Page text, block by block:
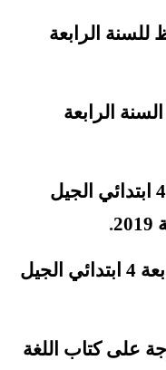
للسنة الرابعة
الرابعة
التوزيع السنوي السنة الرابعة 4 ابتدائي الجيل
2019
.
دليل استخدام كتب السنة الرابعة 4 ابتدائي الجيل
على كتاب اللغة